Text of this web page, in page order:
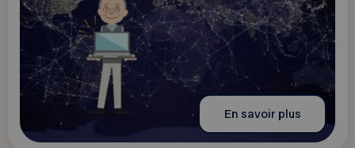
En savoir plus